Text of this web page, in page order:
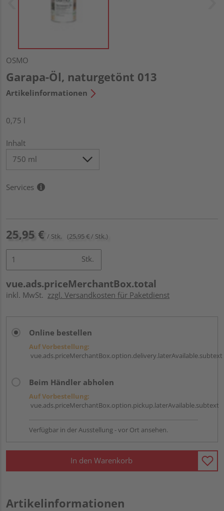
OSMO
Garapa-Öl, naturgetönt 013
Artikelinformationen
0,75 l
Inhalt
Services
25,95 € / Stk. (25,95 € / Stk.)
Stk.
vue.ads.priceMerchantBox.total
inkl. MwSt. zzgl. Versandkosten für Paketdienst
Online bestellen
Auf Vorbestellung:
vue.ads.priceMerchantBox.option.delivery.laterAvailable.subtext
Beim Händler abholen
Auf Vorbestellung:
vue.ads.priceMerchantBox.option.pickup.laterAvailable.subtext
Verfügbar in der Ausstellung - vor Ort ansehen.
In den Warenkorb
Artikelinformationen